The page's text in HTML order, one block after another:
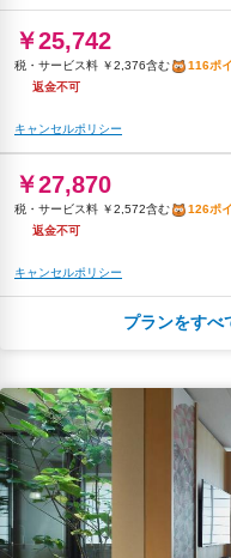
キャンセルポリシー
￥25,742
税・サービス料 ￥2,376含む
116ポ
返金不可
キャンセルポリシー
￥27,870
税・サービス料 ￥2,572含む
126ポ
返金不可
キャンセルポリシー
キャンセルポリシー
￥28,603
税・サービス料 ￥2,640含む
129ポ
2026年08月25日までキャンセル無料
プランをすべ